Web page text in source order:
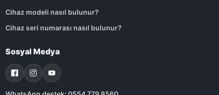
Cihaz modeli nasıl bulunur?
Cihaz seri numarası nasıl bulunur?
Sosyal Medya